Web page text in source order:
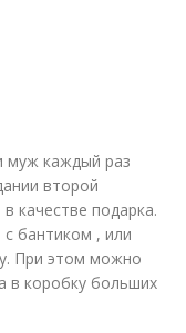
муж каждый раз
второй
качестве подарка.
бантиком , или
При этом можно
в коробку больших